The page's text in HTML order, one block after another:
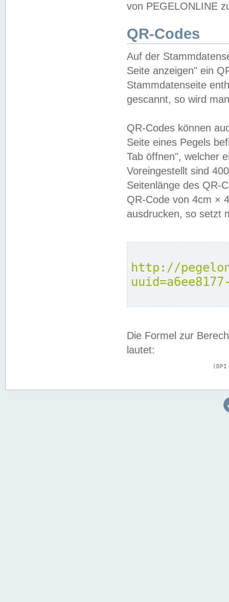
von PEGELONLINE
QR-Codes
Auf der
Seite anzeigen" ein
Stammdatenseite
gescannt, so wird
QR-Codes können
Seite eines Pegels
Tab öffnen", welcher
Voreingestellt sind
Seitenlänge des QR-
QR-Code von 4cm ×
ausdrucken, so setzt
http://
Die Formel zur
lautet: